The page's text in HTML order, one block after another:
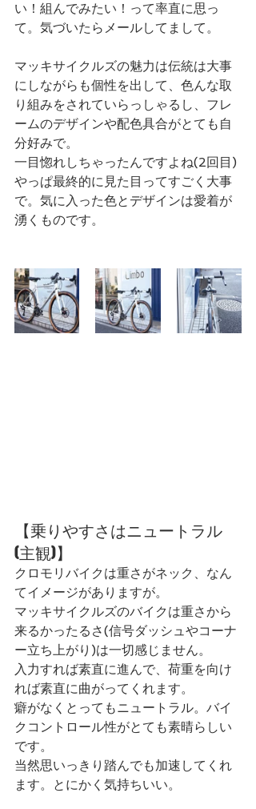
い！組んでみたい！って率直に思っ
て。気づいたらメールしてまして。
マッキサイクルズの魅力は伝統は大事
にしながらも個性を出して、色んな取
り組みをされていらっしゃるし、フレ
ームのデザインや配色具合がとても自
分好みで。
一目惚れしちゃったんですよね(2回目)
やっぱ最終的に見た目ってすごく大事
で。気に入った色とデザインは愛着が
湧くものです。
【乗りやすさはニュートラル
(主観)】
クロモリバイクは重さがネック、なん
てイメージがありますが。
マッキサイクルズのバイクは重さから
来るかったるさ(信号ダッシュやコーナ
ー立ち上がり)は一切感じません。
入力すれば素直に進んで、荷重を向け
れば素直に曲がってくれます。
癖がなくとってもニュートラル。バイ
クコントロール性がとても素晴らしい
です。
当然思いっきり踏んでも加速してくれ
ます。とにかく気持ちいい。